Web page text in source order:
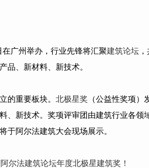
在广州举办，行业先锋将汇聚建筑论坛
品、新材料、新技术。
的重要板块。 北极星奖 （公益性奖项）
、新技术。奖项评审团由建筑行业各领
于阿尔法建筑大会现场展示。
尔法建筑论坛年度北极星建筑奖！